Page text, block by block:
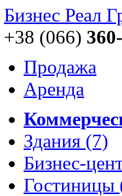
Бизнес Реал
+38 (066)
Продажа
Аренда
Здания (7)
Бизнес-
Гостиницы